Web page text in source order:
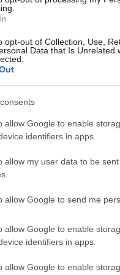
opt-out of Collection, Use,
Data that Is Unrelated
allow Google to enable
identifiers in apps.
allow my user data to be
allow Google to send me
allow Google to enable
identifiers in apps.
allow Google to enable
ΤΩΡΑ
ζώδια είναι συνήθως
να καθαρίζεις
τον τρόπο που ντύνεσαι